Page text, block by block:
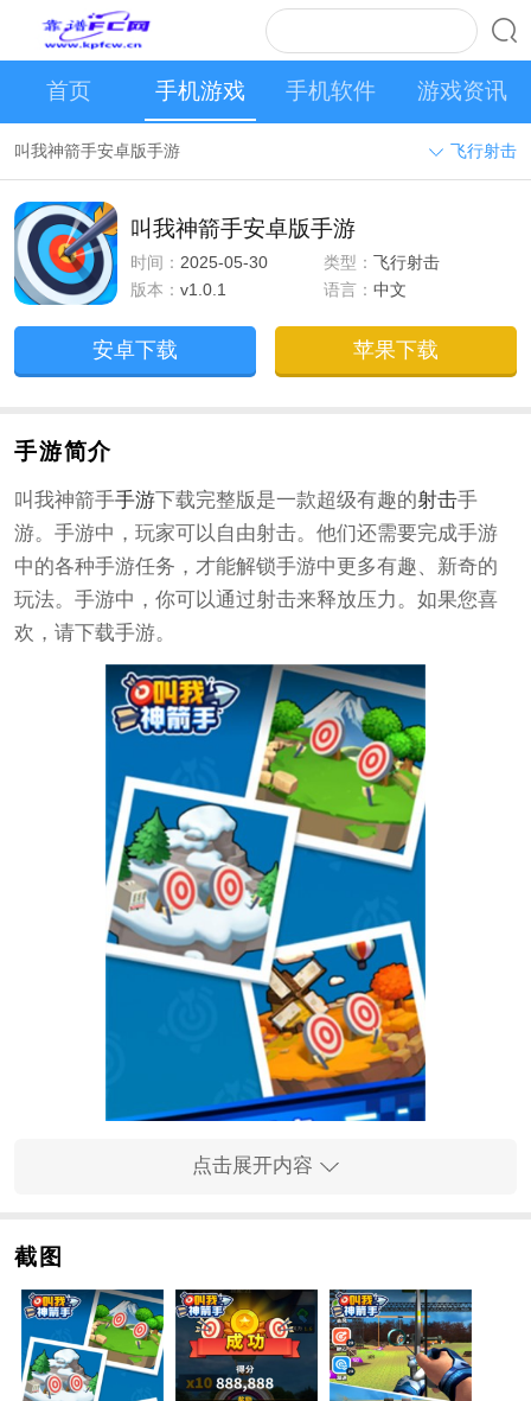
首页 手机游戏 手机软件 游戏资讯
叫我神箭手安卓版手游 飞行射击
叫我神箭手安卓版手游
时间： 2025-05-30 类型：飞行射击
版本：v1.0.1 语言：中文
安卓下载 苹果下载
手游简介
叫我神箭手手游下载完整版是一款超级有趣的射击手
游。手游中，玩家可以自由射击。他们还需要完成手游
中的各种手游任务，才能解锁手游中更多有趣、新奇的
玩法。手游中，你可以通过射击来释放压力。如果您喜
欢，请下载手游。
手游亮点
1、在手游中展现你真实的手游实力，射击更多的手游道
具即可获胜；
2、击败手游中的其他手游敌人后，即可轻松获得手游奖
励；
点击展开内容
截图